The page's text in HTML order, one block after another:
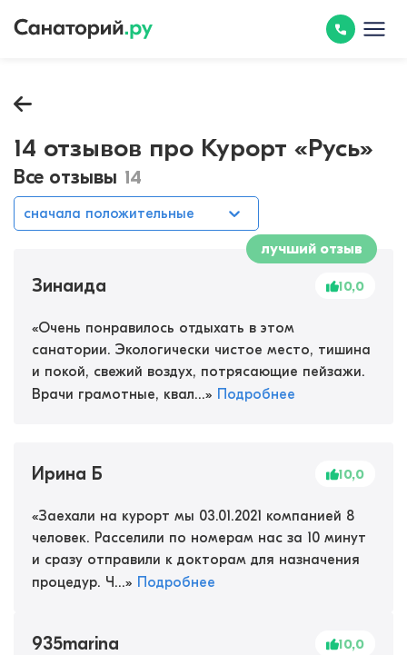
14 отзывов про Курорт «Русь»
Все отзывы 14
сначала положительные
лучший отзыв
Зинаида 10,0
«Очень понравилось отдыхать в этом
санатории. Экологически чистое место, тишина
и покой, свежий воздух, потрясающие пейзажи.
Врачи грамотные, квал...» Подробнее
Ирина Б 10,0
«Заехали на курорт мы 03.01.2021 компанией 8
человек. Расселили по номерам нас за 10 минут
и сразу отправили к докторам для назначения
процедур. Ч...» Подробнее
935marina 10,0